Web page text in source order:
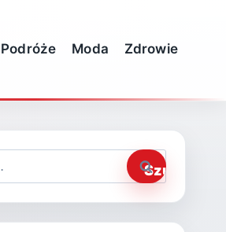
Podróże Moda Zdrowie